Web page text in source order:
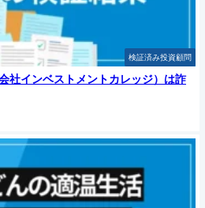
検証済み投資顧問
社インベストメントカレッジ）は詐